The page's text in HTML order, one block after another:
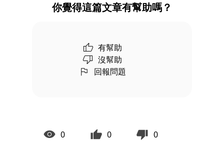
你覺得這篇文章有幫助嗎？
有幫助
沒幫助
回報問題
0 0 0